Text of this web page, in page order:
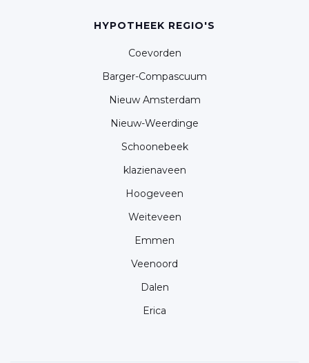
HYPOTHEEK REGIO'S
Coevorden
Barger-Compascuum
Nieuw Amsterdam
Nieuw-Weerdinge
Schoonebeek
klazienaveen
Hoogeveen
Weiteveen
Emmen
Veenoord
Dalen
Erica